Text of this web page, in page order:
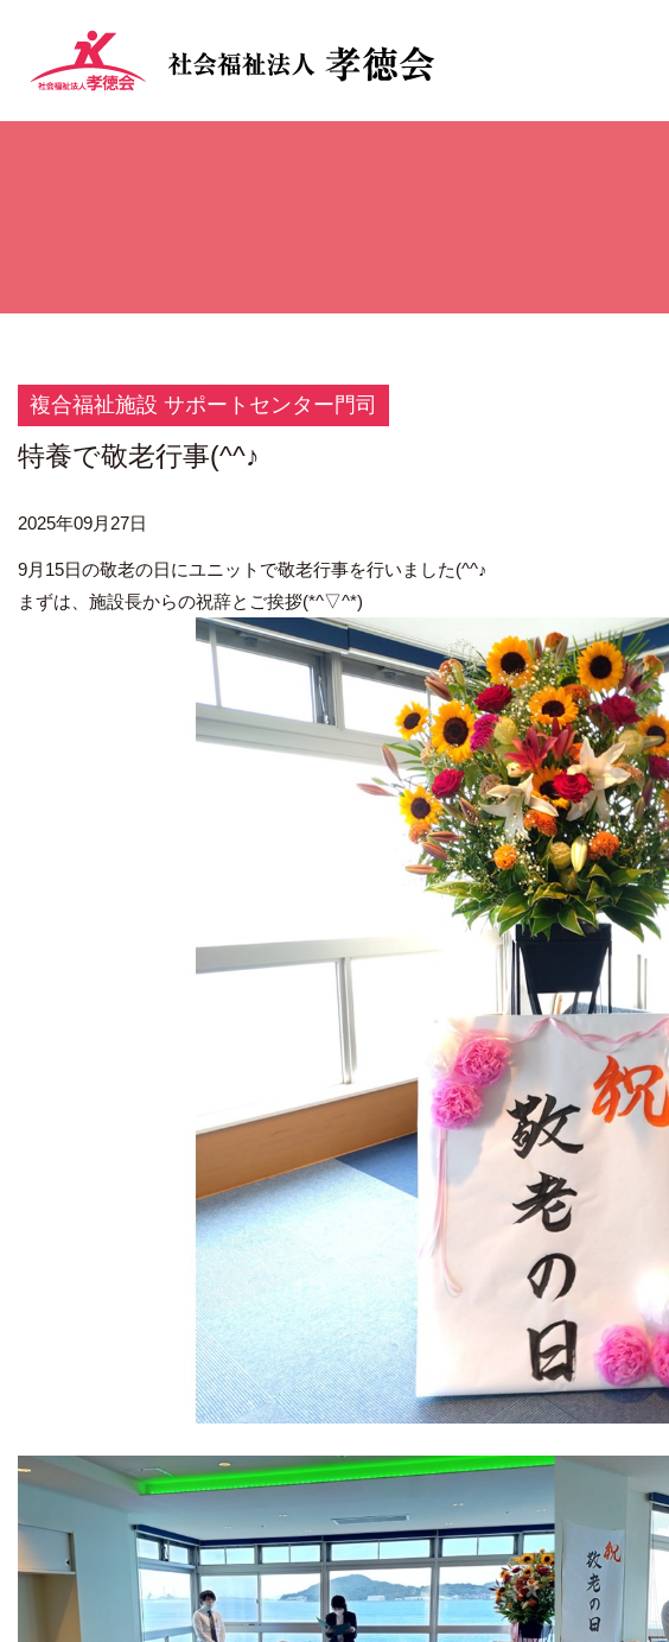
複合福祉施設 サポートセンター門司
特養で敬老行事(^^♪
2025年09月27日
9月15日の敬老の日にユニットで敬老行事を行いました(^^♪
まずは、施設長からの祝辞とご挨拶(*^▽^*)